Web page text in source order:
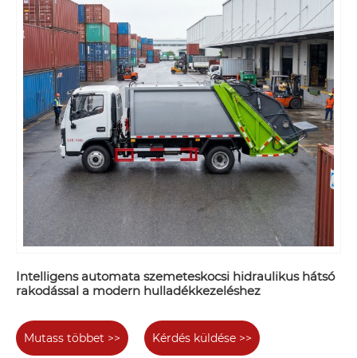
Intelligens automata szemeteskocsi hidraulikus hátsó
rakodással a modern hulladékkezeléshez
Mutass többet >> Kérdés küldése >>